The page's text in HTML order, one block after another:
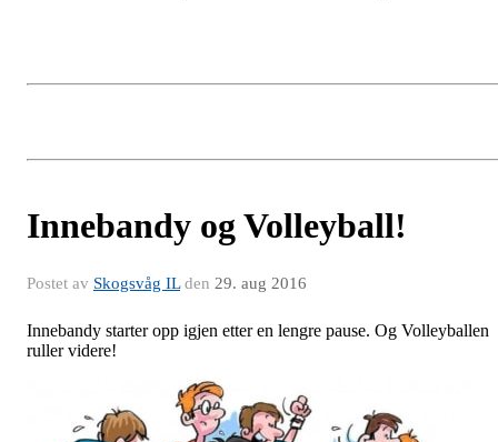
Innebandy og Volleyball!
Postet av Skogsvåg ILden 29. aug 2016
Innebandy starter opp igjen etter en lengre pause. Og Volleyballen
ruller videre!